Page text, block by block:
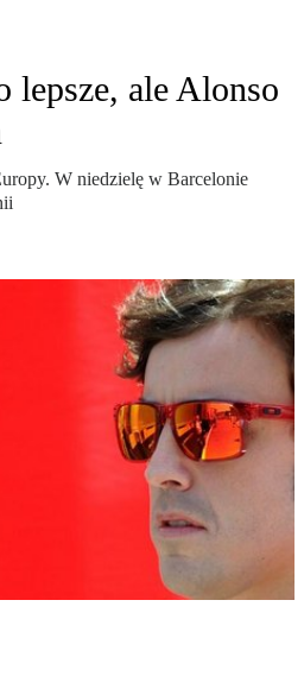
lepsze, ale Alonso
W niedzielę w Barcelonie